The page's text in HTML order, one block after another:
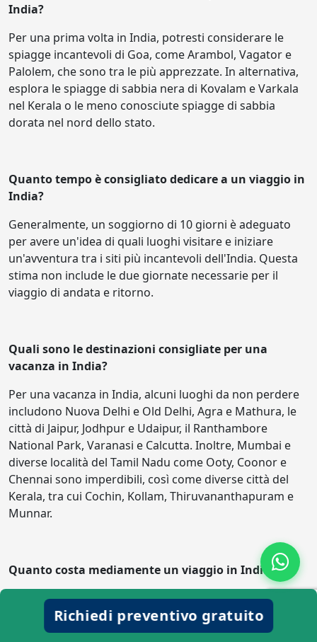
India?
Per una prima volta in India, potresti considerare le
spiagge incantevoli di Goa, come Arambol, Vagator e
Palolem, che sono tra le più apprezzate. In alternativa,
esplora le spiagge di sabbia nera di Kovalam e Varkala
nel Kerala o le meno conosciute spiagge di sabbia
dorata nel nord dello stato.
Quanto tempo è consigliato dedicare a un viaggio in
India?
Generalmente, un soggiorno di 10 giorni è adeguato
per avere un'idea di quali luoghi visitare e iniziare
un'avventura tra i siti più incantevoli dell'India. Questa
stima non include le due giornate necessarie per il
viaggio di andata e ritorno.
Quali sono le destinazioni consigliate per una
vacanza in India?
Per una vacanza in India, alcuni luoghi da non perdere
includono Nuova Delhi e Old Delhi, Agra e Mathura, le
città di Jaipur, Jodhpur e Udaipur, il Ranthambore
National Park, Varanasi e Calcutta. Inoltre, Mumbai e
diverse località del Tamil Nadu come Ooty, Coonor e
Chennai sono imperdibili, così come diverse città del
Kerala, tra cui Cochin, Kollam, Thiruvananthapuram e
Munnar.
Quanto costa mediamente un viaggio in India?
Un viaggio di due settimane in India può costare tra i
1.300 e i 1.500 euro, considerando una spesa media
giornaliera di circa 30 euro a persona. Questo budget
Richiedi preventivo gratuito